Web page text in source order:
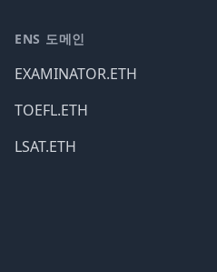
ENS 도메인
EXAMINATOR.ETH
TOEFL.ETH
LSAT.ETH